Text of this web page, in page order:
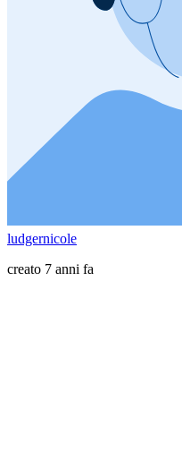
ludgernicole
creato 7 anni fa